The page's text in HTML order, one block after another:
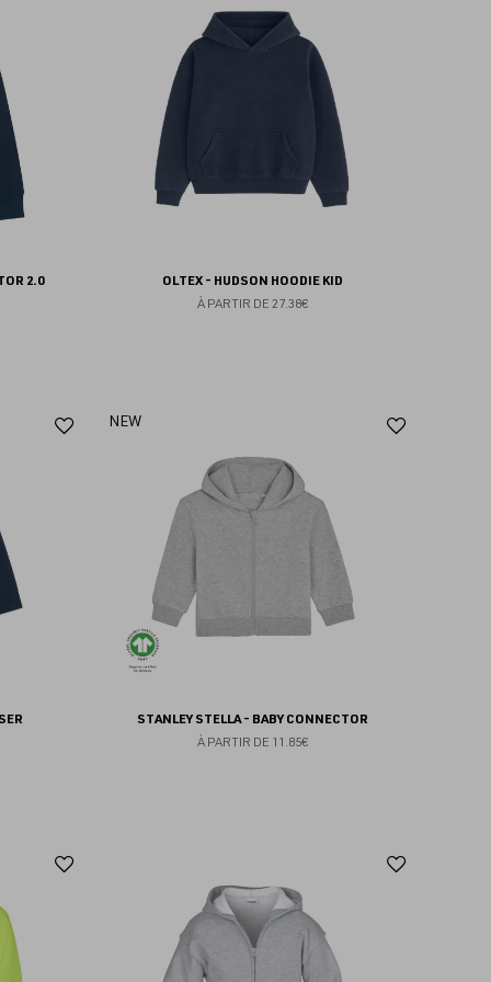
2.0
OLTEX - HUDSON HOODIE KID
À PARTIR DE 27.38€
Ajouter
NEW
STANLEY STELLA - BABY CONNECTOR
À PARTIR DE 11.85€